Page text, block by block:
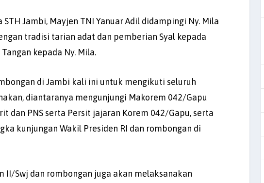
Jambi, Mayjen TNI Yanuar Adil didampingi Ny. Mila
tradisi tarian adat dan pemberian Syal kepada
kepada Ny. Mila.
di Jambi kali ini untuk mengikuti seluruh
diantaranya mengunjungi Makorem 042/Gapu
dan PNS serta Persit jajaran Korem 042/Gapu, serta
kunjungan Wakil Presiden RI dan rombongan di
II/Swj dan rombongan juga akan melaksanakan